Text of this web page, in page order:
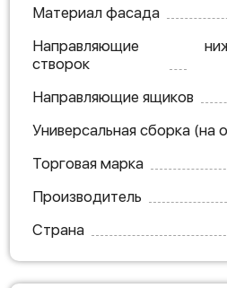
Материал фасада
Направляющие
створок
Направляющие ящиков
Универсальная сборка (на
Торговая марка
Производитель
Страна